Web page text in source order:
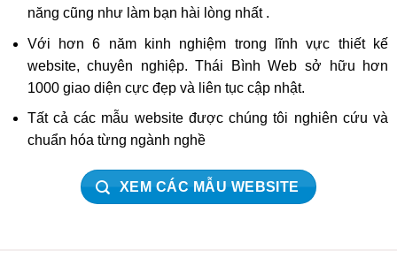
năng cũng như làm bạn hài lòng nhất .
Với hơn 6 năm kinh nghiệm trong lĩnh vực thiết kế
website, chuyên nghiệp. Thái Bình Web sở hữu hơn
1000 giao diện cực đẹp và liên tục cập nhật.
Tất cả các mẫu website được chúng tôi nghiên cứu và
chuẩn hóa từng ngành nghề
XEM CÁC MẪU WEBSITE